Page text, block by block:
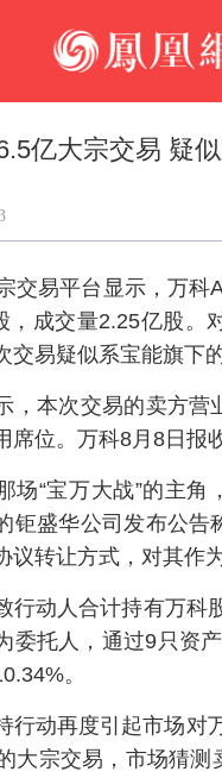
亿大宗交易 疑
交易平台显示，万科
，成交量2.25亿股。
交易疑似系宝能旗下
，本次交易的卖方
席位。万科8月8日报
场“宝万大战”的主
钜盛华公司发布公告
议转让方式，对其作
行动人合计持有万科
委托人，通过9只资
。
行动再度引起市场对
大宗交易，市场猜